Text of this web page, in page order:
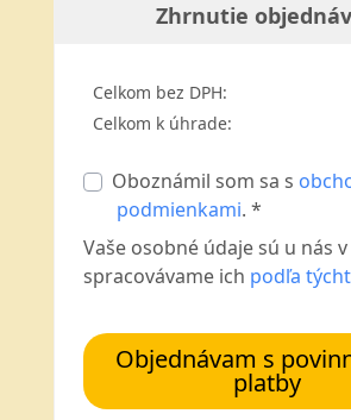
Zhrnutie
Celkom bez DPH:
Celkom k úhrade:
Oboznámil som sa s
podmienkami. *
Vaše osobné údaje sú u nás
spracovávame ich podľa
Objednávam s
platby